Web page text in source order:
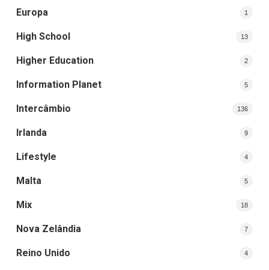
Europa 1
High School 13
Higher Education 2
Information Planet 5
Intercâmbio 136
Irlanda 9
Lifestyle 4
Malta 5
Mix 18
Nova Zelândia 7
Reino Unido 4